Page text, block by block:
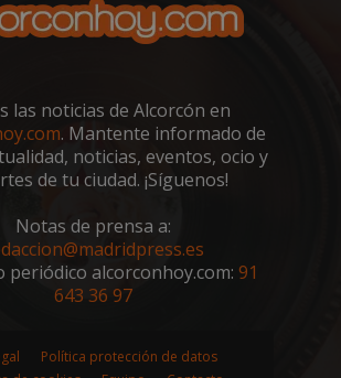
las noticias de Alcorcón en
. Mantente informado de
noticias, eventos, ocio y
de tu ciudad. ¡Síguenos!
Notas de prensa a:
periódico alcorconhoy.com: 91
643 36 97
Política protección de datos
YouTube